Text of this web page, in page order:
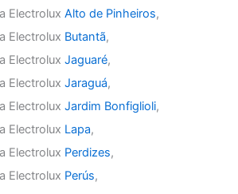
ElectroluxAlto de Pinheiros,
Electrolux Butantã,
ElectroluxJaguaré,
ElectroluxJaraguá,
ElectroluxJardim Bonfiglioli,
Electrolux Lapa,
Electrolux Perdizes,
Electrolux Perús,